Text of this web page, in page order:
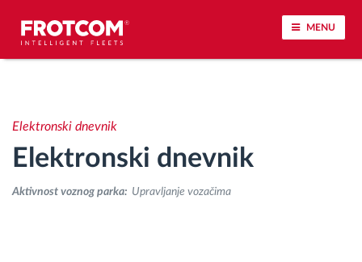
MENU
Elektronski dnevnik
Elektronski dnevnik
Aktivnost voznog parka: Upravljanje vozačima